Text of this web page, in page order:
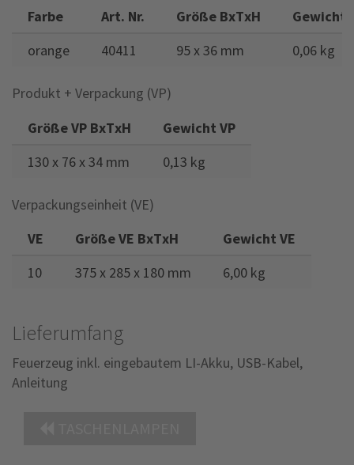
Farbe
Art. Nr. Größe BxTxH
Gewicht
orange
40411 95 x 36 mm 0,06 kg
Produkt + Verpackung (VP)
Größe VP BxTxH
Gewicht VP
130 x 76 x 34 mm
0,13 kg
Verpackungseinheit (VE)
VE
Größe VE BxTxH
Gewicht VE
10
375 x 285 x 180 mm 6,00 kg
Lieferumfang
Feuerzeug inkl. eingebautem LI-Akku, USB-Kabel,
Anleitung